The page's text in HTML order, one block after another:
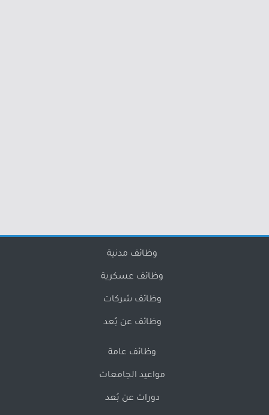
وظائف مدنية
وظائف عسكرية
وظائف شركات
وظائف عن بُعد
وظائف عامة
مواعيد الجامعات
دورات عن بُعد